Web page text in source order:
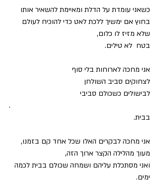
כשאני עומדת על הדלת ומאיימת להשאיר אותו
בחוץ אם ימשיך ללכת לאט כדי להוכיח לעולם
שלא מזיז לו כלום,
בטח  לא טילים.
אני מחכה לארוחות בלי סוף
לצחוקים סביב השולחן
לבישולים כשכולם סביבי
.
בבית.
אני מחכה לבקרים האלו שכל אחד קם בזמנו,
מעוך מהלילה הקצר ארוך הזה,
ואני מסתכלת עליהם ושמחה שכולם בבית לכמה
ימים.